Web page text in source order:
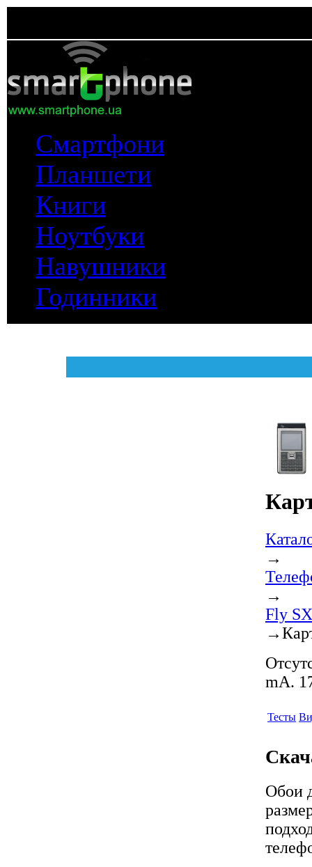
Смартфони
Планшети
Книги
Ноутбуки
Навушники
Годинники
→
→
Fly
→
mA.
Тесты
Обои